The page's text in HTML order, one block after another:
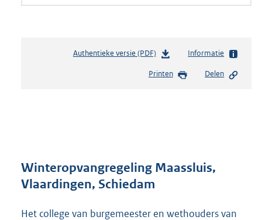
Authentieke versie (PDF)b
s
r
t
Informatie
Printen Delen
Winteropvangregeling Maassluis,
Vlaardingen, Schiedam
Het college van burgemeester en wethouders van